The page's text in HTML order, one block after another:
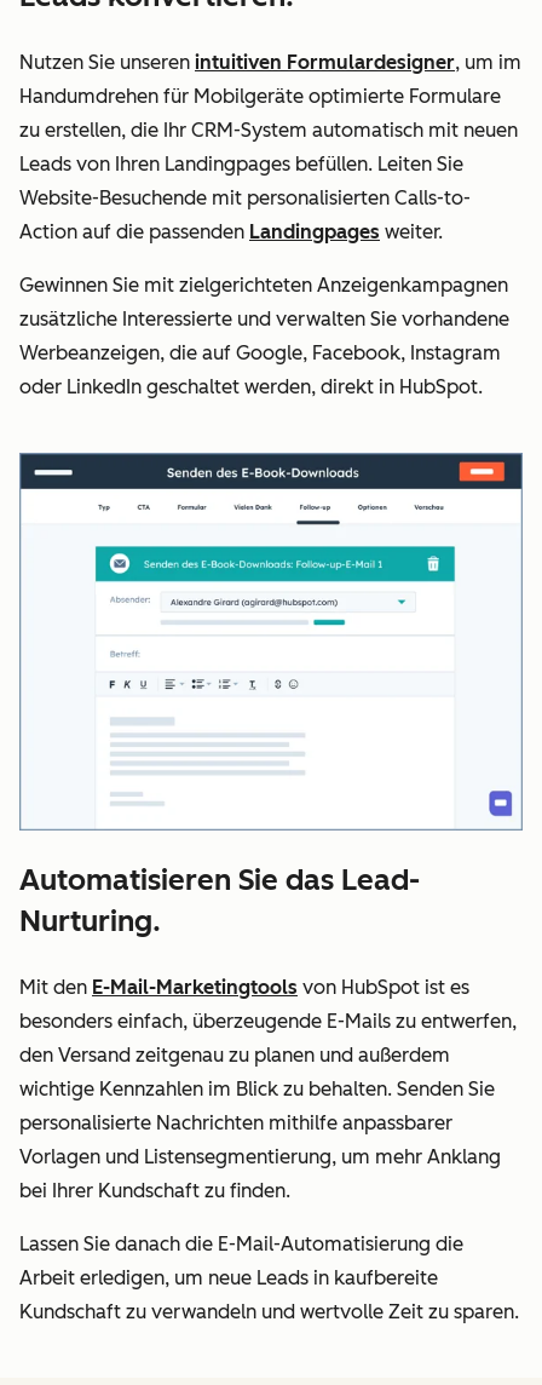
Nutzen Sie unseren intuitiven Formulardesigner, um im
Handumdrehen für Mobilgeräte optimierte Formulare
zu erstellen, die Ihr CRM-System automatisch mit neuen
Leads von Ihren Landingpages befüllen. Leiten Sie
Website-Besuchende mit personalisierten Calls-to-
Action auf die passenden Landingpages weiter.
Gewinnen Sie mit zielgerichteten Anzeigenkampagnen
zusätzliche Interessierte und verwalten Sie vorhandene
Werbeanzeigen, die auf Google, Facebook, Instagram
oder LinkedIn geschaltet werden, direkt in HubSpot.
Automatisieren Sie das Lead-
Nurturing.
Mit den E-Mail-Marketingtools von HubSpot ist es
besonders einfach, überzeugende E-Mails zu entwerfen,
den Versand zeitgenau zu planen und außerdem
wichtige Kennzahlen im Blick zu behalten. Senden Sie
personalisierte Nachrichten mithilfe anpassbarer
Vorlagen und Listensegmentierung, um mehr Anklang
bei Ihrer Kundschaft zu finden.
Lassen Sie danach die E-Mail-Automatisierung die
Arbeit erledigen, um neue Leads in kaufbereite
Kundschaft zu verwandeln und wertvolle Zeit zu sparen.